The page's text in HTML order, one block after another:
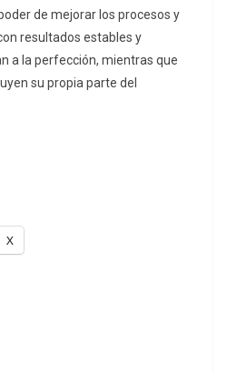
de mejorar los procesos y
resultados estables y
a la perfección, mientras que
su propia parte del
X